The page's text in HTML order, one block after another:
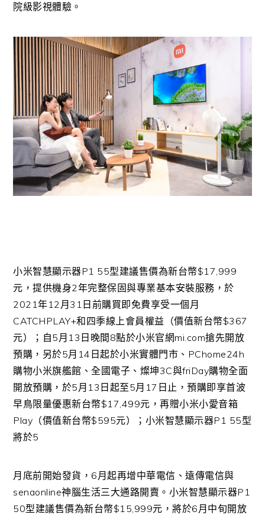
院級影視體驗。
小米智慧顯示器P1 55型建議售價為新台幣$17,999
元，提供機身2年完整保固與專業基本安裝服務，於
2021年12月31日前購買即免費享受一個月
CATCHPLAY+和四季線上會員權益（價值新台幣$367
元）；自5月13日晚間8點於小米官網mi.com搶先開放
預購，另於5月14日起於小米實體門市、PChome24h
購物小米旗艦館、全國電子、燦坤3C與friDay購物全面
開放預購，於5月13日起至5月17日止，預購即享首波
早鳥限量優惠新台幣$17,499元，再贈小米小愛音箱
Play（價值新台幣$595元）；小米智慧顯示器P1 55型
將於5
月底前開始發貨，6月起再增中華電信、遠傳電信與
senaonline神腦生活三大通路開賣。小米智慧顯示器P1
50型建議售價為新台幣$15,999元，將於6月中旬開放